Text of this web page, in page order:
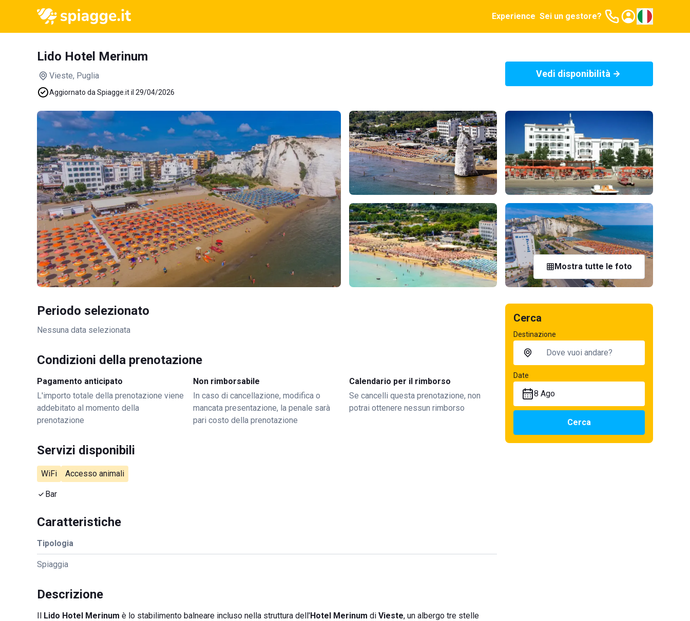
Experience Sei un gestore?
Lido Hotel Merinum
Vieste, Puglia
Aggiornato da Spiagge.it il 29/04/2026
Vedi disponibilità
Mostra tutte le foto
Periodo selezionato
Nessuna data selezionata
Condizioni della prenotazione
Pagamento anticipato
L'importo totale della prenotazione viene
addebitato al momento della
prenotazione
Non rimborsabile
In caso di cancellazione, modifica o
mancata presentazione, la penale sarà
pari costo della prenotazione
Calendario per il rimborso
Se cancelli questa prenotazione, non
potrai ottenere nessun rimborso
Servizi disponibili
WiFi Accesso animali
Bar
Caratteristiche
Tipologia
Spiaggia
Descrizione
Il Lido Hotel Merinum è lo stabilimento balneare incluso nella struttura dell'Hotel Merinum di Vieste, un albergo tre stelle
Cerca
Destinazione
Date
8 Ago
Cerca